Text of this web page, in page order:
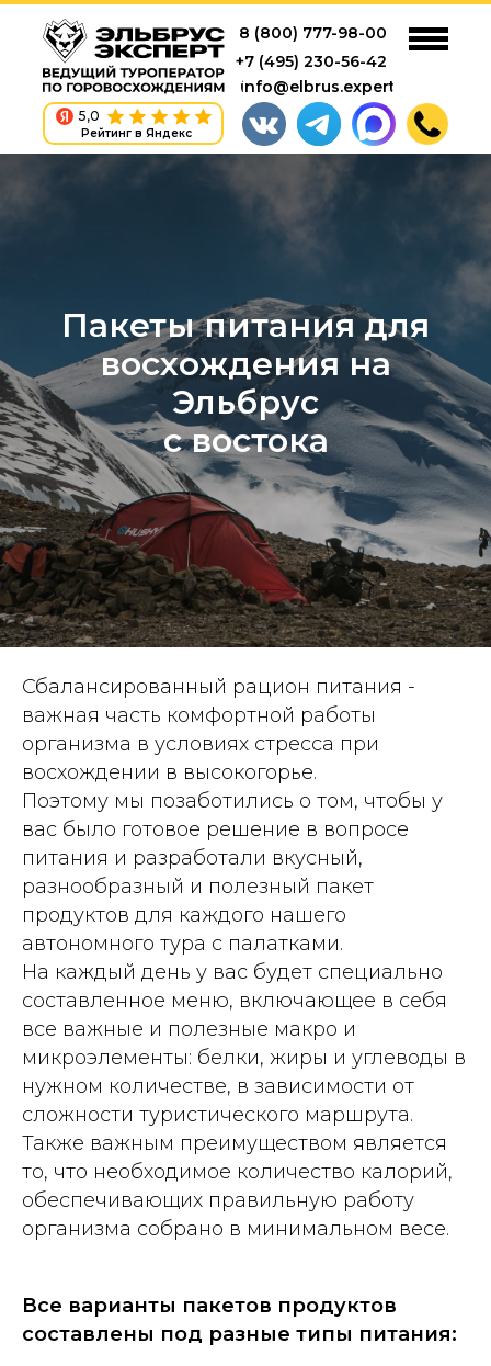
info@elbrus.expert
+7 (495) 230-56-42
8 (800) 777-98-00
5,0
Рейтинг в Яндекс
Пакеты питания для
восхождения на
Эльбрус
с востока
Сбалансированный рацион питания -
важная часть комфортной работы
организма в условиях стресса при
восхождении в высокогорье.
Поэтому мы позаботились о том, чтобы у
вас было готовое решение в вопросе
питания и разработали вкусный,
разнообразный и полезный пакет
продуктов для каждого нашего
автономного тура с палатками.
На каждый день у вас будет специально
составленное меню, включающее в себя
все важные и полезные макро и
микроэлементы: белки, жиры и углеводы в
нужном количестве, в зависимости от
сложности туристического маршрута.
Также важным преимуществом является
то, что необходимое количество калорий,
обеспечивающих правильную работу
организма собрано в минимальном весе.
Все варианты пакетов продуктов
составлены под разные типы питания: